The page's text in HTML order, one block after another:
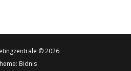
© 2026
Bidnis